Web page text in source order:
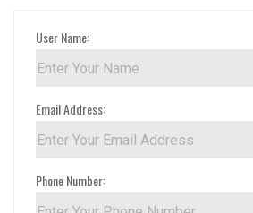
User Name:
Email Address:
Phone Number: